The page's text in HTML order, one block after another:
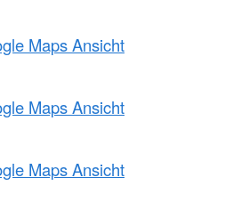
Maps Ansicht
Maps Ansicht
Maps Ansicht